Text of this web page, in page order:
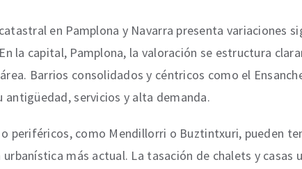
en Pamplona y Navarra presenta variaciones
la capital, Pamplona, la valoración se estructura
Barrios consolidados y céntricos como el
servicios y alta demanda.
periféricos, como Mendillorri o Buztintxuri, pueden
más actual. La tasación de chalets y